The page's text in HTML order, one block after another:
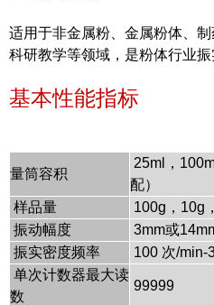
适用于非金属粉、金属粉体、
科研教学等领域，是粉体行业
基本性能指标
量筒容积
25ml，
配）
样品量
100g，10g
振动幅度
3mm或
振实密度频率
100 次/min-
单次计数器最大读
数
99999